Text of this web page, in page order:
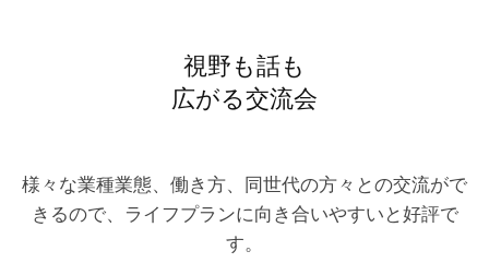
視野も話も
広がる交流会
様々な業種業態、働き方、同世代の方々との交流がで
きるので、ライフプランに向き合いやすいと好評で
す。